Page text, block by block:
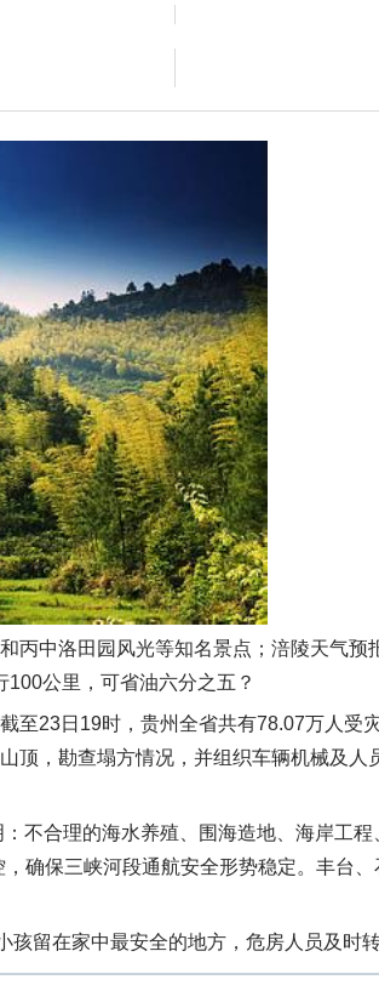
中洛田园风光等知名景点；涪陵天气预
100公里，可省油六分之五？
至23日19时，贵州全省共有78.07万人受
顶，勘查塌方情况，并组织车辆机械及人
不合理的海水养殖、围海造地、海岸工
确保三峡河段通航安全形势稳定。丰台
留在家中最安全的地方，危房人员及时转